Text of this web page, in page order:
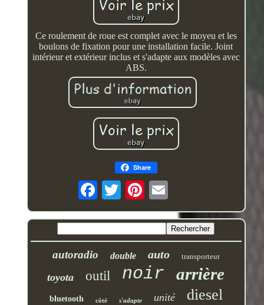
Ce roulement de roue est complet avec le moyeu et les
boulons de fixation pour une installation facile. Joint
intérieur et extérieur inclus et s'adapte aux modèles avec
ABS.
Share
autoradio double auto transporteur
toyota outil noir arrière
bluetooth côté s'adapte unité diesel